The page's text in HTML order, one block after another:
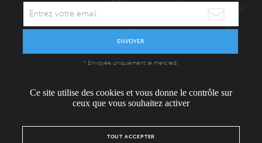
ENVOYER
* Envoyée uniquement le mercredi.
L'ÉQUIPE
Ce site utilise des cookies et vous donne le contrôle sur
ceux que vous souhaitez activer
TOUT ACCEPTER